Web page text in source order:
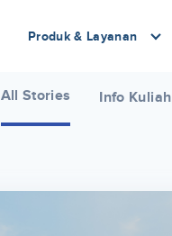
Produk & Layanan
All Stories Info Kuliah